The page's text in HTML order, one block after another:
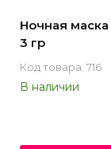
Ночная маска
3 гр
Код товара: 716
В наличии